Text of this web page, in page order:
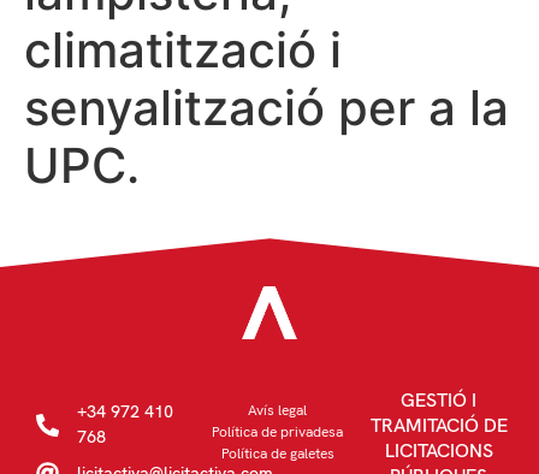
climatització i
senyalització per a la
UPC.
+34 972 410
768
Avís legal
Política de privadesa
Política de galetes
GESTIÓ I
TRAMITACIÓ DE
LICITACIONS